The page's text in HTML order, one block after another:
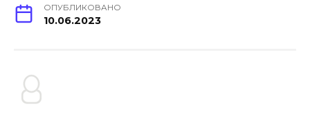
ОПУБЛИКОВАНО
10.06.2023